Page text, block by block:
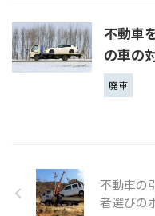
不動車
の車の
廃車
不動車の
者選びの